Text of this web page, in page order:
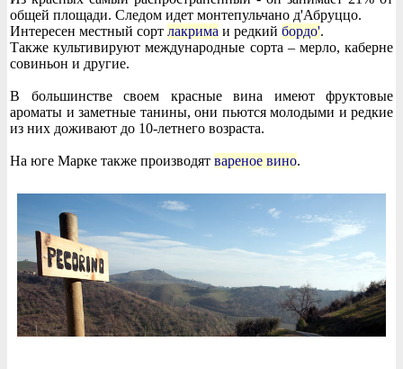
общей площади. Следом идет монтепульчано д'Абруццо.
Интересен местный сорт лакрима и редкий бордо'.
Также культивируют международные сорта – мерло, каберне
совиньон и другие.
В большинстве своем красные вина имеют фруктовые
ароматы и заметные танины, они пьются молодыми и редкие
из них доживают до 10-летнего возраста.
На юге Марке также производят вареное вино.